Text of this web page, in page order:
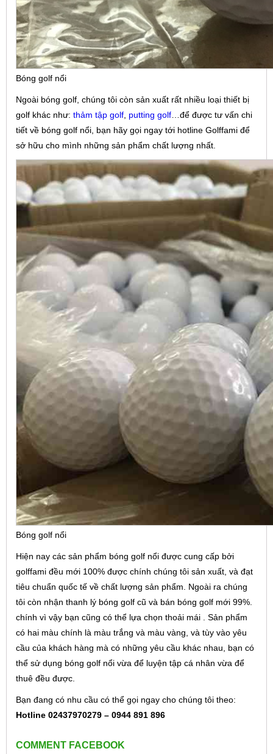
Bóng golf nổi
Ngoài bóng golf, chúng tôi còn sản xuất rất nhiều loại thiết bị
golf khác như: thảm tập golf putting golf …để được tư vấn chi
tiết về bóng golf nổi, bạn hãy gọi ngay tới hotline Golffami để
sở hữu cho mình những sản phẩm chất lượng nhất.
Bóng golf nổi
Hiện nay các sản phẩm bóng golf nổi được cung cấp bởi
golffami đều mới 100% được chính chúng tôi sản xuất, và đạt
tiêu chuẩn quốc tế về chất lượng sản phẩm. Ngoài ra chúng
tôi còn nhận thanh lý bóng golf cũ và bán bóng golf mới 99%.
chính vì vậy bạn cũng có thể lựa chọn thoải mái . Sản phẩm
có hai màu chính là màu trắng và màu vàng, và tùy vào yêu
cầu của khách hàng mà có những yêu cầu khác nhau, bạn có
thể sử dụng bóng golf nổi vừa để luyện tập cá nhân vừa để
thuê đều được.
Bạn đang có nhu cầu có thể gọi ngay cho chúng tôi theo:
Hotline 02437970279 – 0944 891 896
COMMENT FACEBOOK